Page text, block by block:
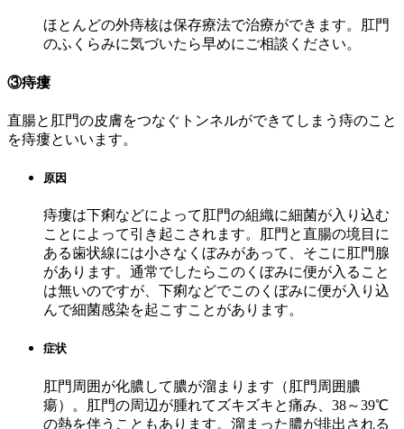
ほとんどの外痔核は保存療法で治療ができます。肛門
のふくらみに気づいたら早めにご相談ください。
③痔瘻
直腸と肛門の皮膚をつなぐトンネルができてしまう痔のこと
を痔瘻といいます。
原因
痔瘻は下痢などによって肛門の組織に細菌が入り込む
ことによって引き起こされます。肛門と直腸の境目に
ある歯状線には小さなくぼみがあって、そこに肛門腺
があります。通常でしたらこのくぼみに便が入ること
は無いのですが、下痢などでこのくぼみに便が入り込
んで細菌感染を起こすことがあります。
症状
肛門周囲が化膿して膿が溜まります（肛門周囲膿
瘍）。肛門の周辺が腫れてズキズキと痛み、38～39℃
の熱を伴うこともあります。溜まった膿が排出される